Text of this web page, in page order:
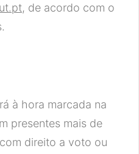
, de acordo com o
à hora marcada na
presentes mais de
direito a voto ou